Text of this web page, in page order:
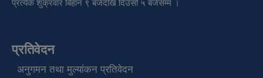
प्रत्येक शुक्रवार बिहान ९ बजेदेखि दिउँसो ५ बजेसम्म ।
प्रतिवेदन
अनुगमन तथा मुल्यांकन प्रतिवेदन